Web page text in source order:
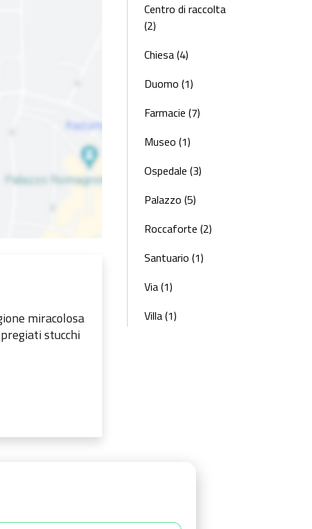
miracolosa
stucchi
Centro di raccolta
(2)
Chiesa (4)
Duomo (1)
Farmacie (7)
Museo (1)
Ospedale (3)
Palazzo (5)
Roccaforte (2)
Santuario (1)
Via (1)
Villa (1)